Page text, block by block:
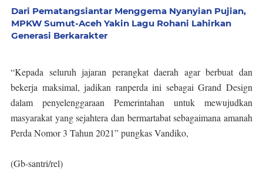
Dari Pematangsiantar Menggema Nyanyian Pujian,
MPKW Sumut-Aceh Yakin Lagu Rohani Lahirkan
Generasi Berkarakter
“Kepada seluruh jajaran perangkat daerah agar berbuat dan
bekerja maksimal, jadikan ranperda ini sebagai Grand Design
dalam penyelenggaraan Pemerintahan untuk mewujudkan
masyarakat yang sejahtera dan bermartabat sebagaimana amanah
Perda Nomor 3 Tahun 2021” pungkas Vandiko,
(Gb-santri/rel)